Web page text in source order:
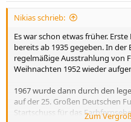
:
Nikias schrieb:
Es war schon etwas früher.
bereits ab 1935 gegeben. In
regelmäßige Ausstrahlung von
Weihnachten 1952 wieder
1967 wurde dann durch den
auf der 25. Großen Deutschen
Startschuss für das Zum